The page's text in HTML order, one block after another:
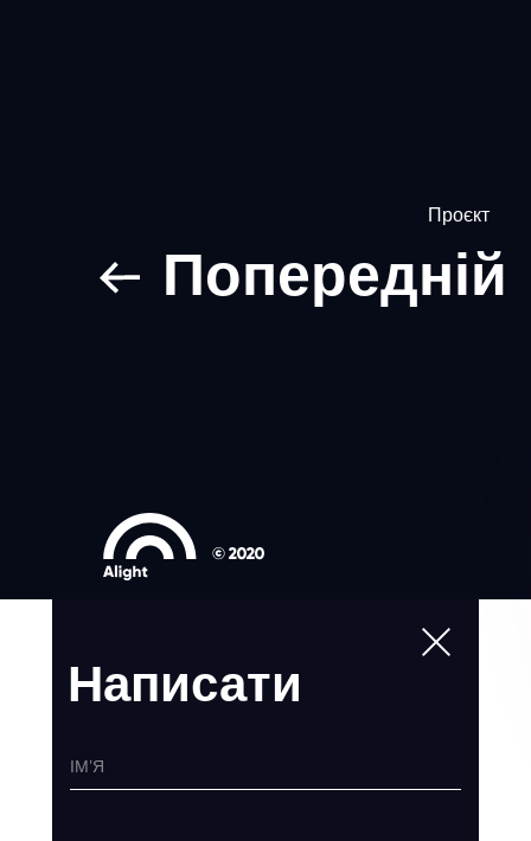
Проєкт
Попередній
Написати
ІМ’Я